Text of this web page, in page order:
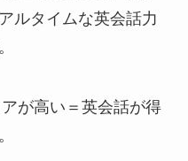
ルタイムな英会話力
が高い＝英会話が得